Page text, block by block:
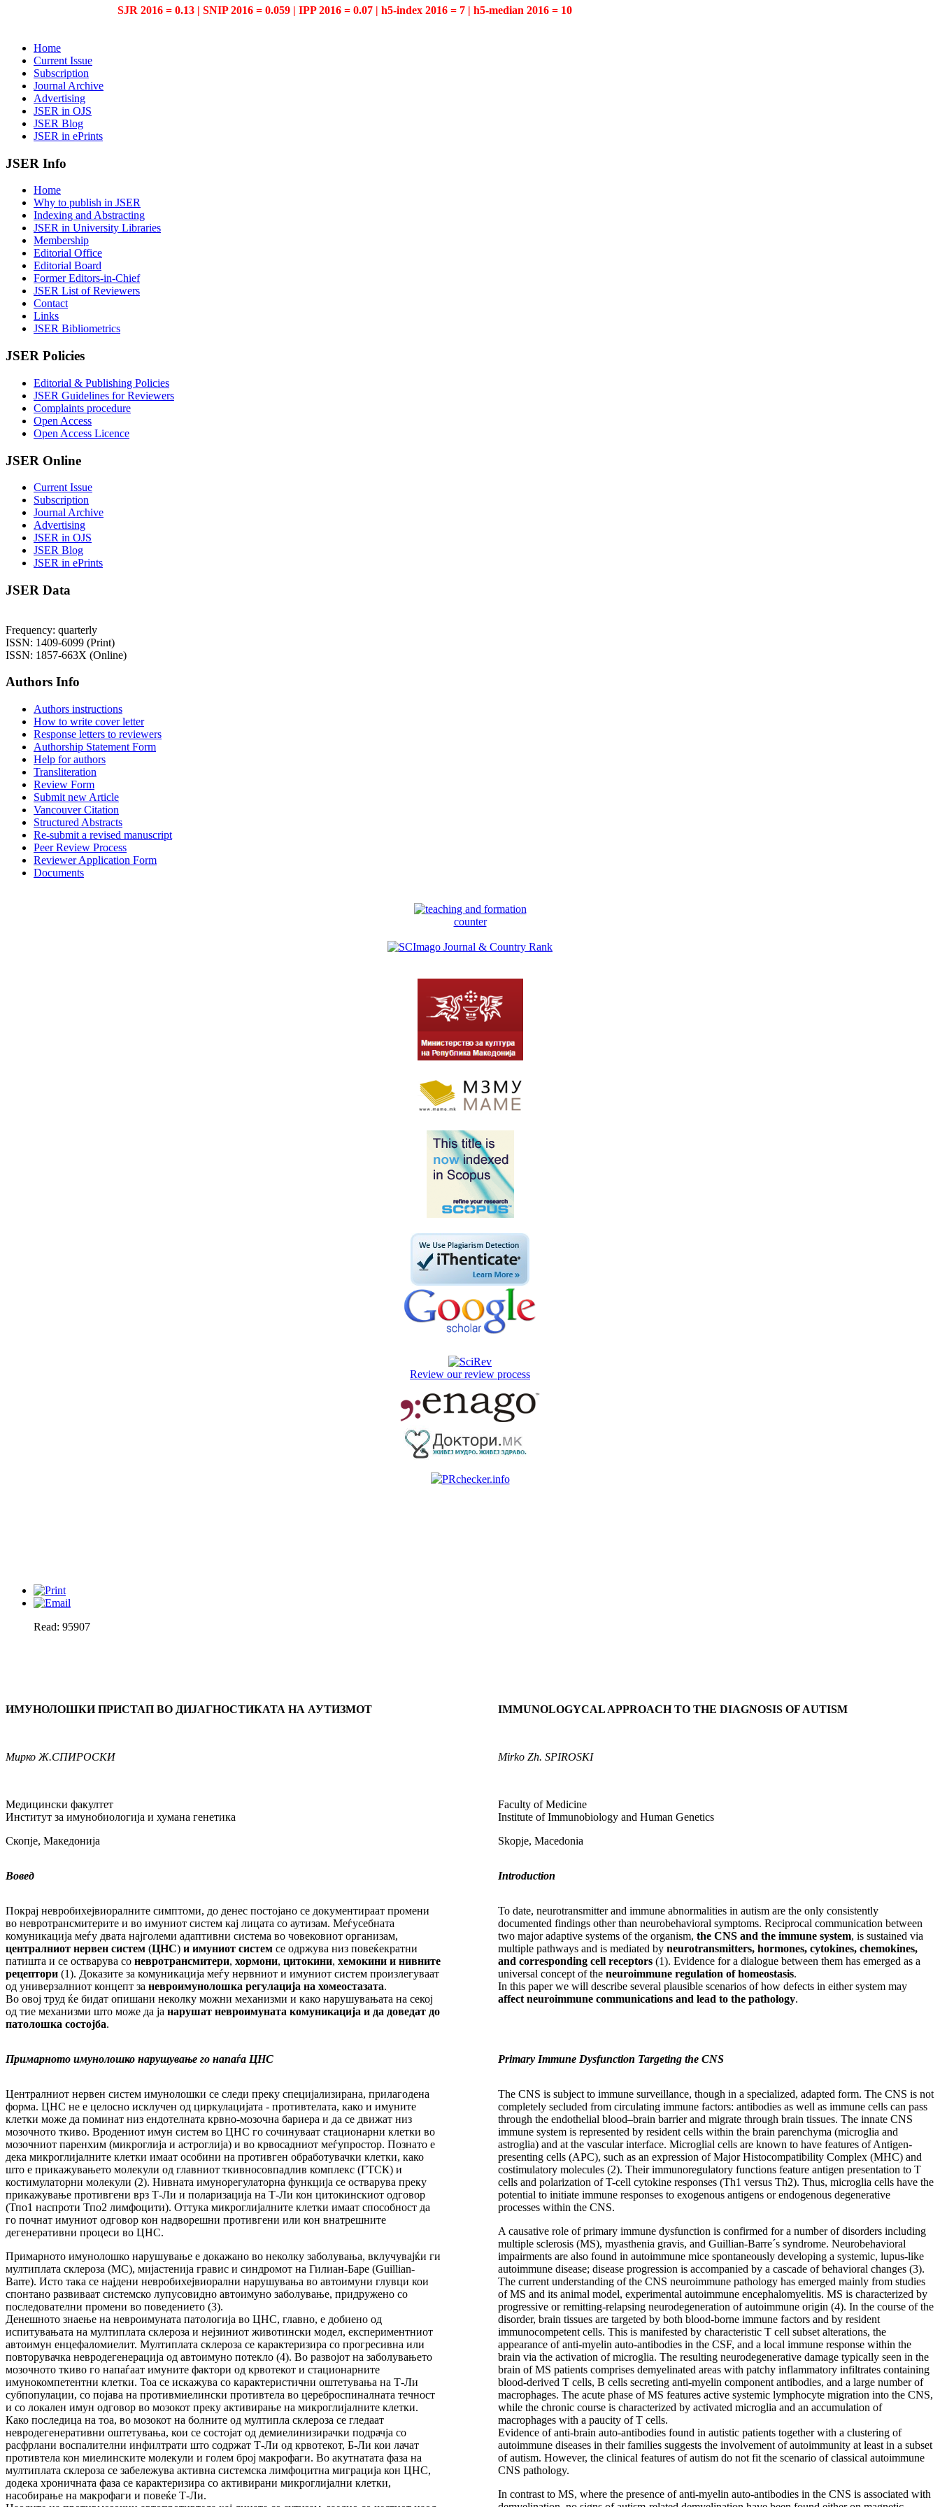
SJR 2016 = 0.13 | SNIP 2016 = 0.059 | IPP 2016 = 0.07 | h5-index 2016 = 7 | h5-median 2016 = 10
Home
Current Issue
Subscription
Journal Archive
Advertising
JSER in OJS
JSER Blog
JSER in ePrints
JSER Info
Home
Why to publish in JSER
Indexing and Abstracting
JSER in University Libraries
Membership
Editorial Office
Editorial Board
Former Editors-in-Chief
JSER List of Reviewers
Contact
Links
JSER Bibliometrics
JSER Policies
Editorial & Publishing Policies
JSER Guidelines for Reviewers
Complaints procedure
Open Access
Open Access Licence
JSER Online
Current Issue
Subscription
Journal Archive
Advertising
JSER in OJS
JSER Blog
JSER in ePrints
JSER Data
Frequency: quarterly
ISSN: 1409-6099 (Print)
ISSN: 1857-663X (Online)
Authors Info
Authors instructions
How to write cover letter
Response letters to reviewers
Authorship Statement Form
Help for authors
Transliteration
Review Form
Submit new Article
Vancouver Citation
Structured Abstracts
Re-submit a revised manuscript
Peer Review Process
Reviewer Application Form
Documents
counter
Review our review process
Read: 95907
ИМУНОЛОШКИ ПРИСТАП ВО ДИЈАГНОСТИКАТА НА АУТИЗМОТ
Мирко Ж.СПИРОСКИ
Медицински факултет
Институт за имунобиологија и хумана генетика
Скопје, Македонија
IMMUNOLOGYCAL APPROACH TO THE DIAGNOSIS OF AUTISM
Mirko Zh. SPIROSKI
Faculty of Medicine
Institute of Immunobiology and Human Genetics
Skopje, Macedonia
Вовед Introduction
Покрај невробихејвиоралните симптоми, до денес постојано се документираат промени
во невротрансмитерите и во имуниот систем кај лицата со аутизам. Меѓусебната
комуникација меѓу двата најголеми адаптивни система во човековиот организам,
централниот нервен систем (ЦНС) и имуниот систем се одржува низ повеќекратни
патишта и се остварува со невротрансмитери, хормони, цитокини, хемокини и нивните
рецептори (1). Доказите за комуникација меѓу нервниот и имуниот систем произлегуваат
од универзалниот концепт за невроимунолошка регулација на хомеостазата.
Во овој труд ќе бидат опишани неколку можни механизми и како нарушувањата на секој
од тие механизми што може да ја нарушат невроимуната комуникација и да доведат до
патолошка состојба.
To date, neurotransmitter and immune abnormalities in autism are the only consistently
documented findings other than neurobehavioral symptoms. Reciprocal communication between
two major adaptive systems of the organism, the CNS and the immune system, is sustained via
multiple pathways and is mediated by neurotransmitters, hormones, cytokines, chemokines,
and corresponding cell receptors (1). Evidence for a dialogue between them has emerged as a
universal concept of the neuroimmune regulation of homeostasis.
In this paper we will describe several plausible scenarios of how defects in either system may
affect neuroimmune communications and lead to the pathology.
Примарното имунолошко нарушување го напаѓа ЦНС Primary Immune Dysfunction Targeting the CNS
Централниот нервен систем имунолошки се следи преку специјализирана, прилагодена
форма. ЦНС не е целосно исклучен од циркулацијата - противтелата, како и имуните
клетки може да поминат низ ендотелната крвно-мозочна бариера и да се движат низ
мозочното ткиво. Вродениот имун систем во ЦНС го сочинуваат стационарни клетки во
мозочниот паренхим (микроглија и астроглија) и во крвосадниот меѓупростор. Познато е
дека микроглијалните клетки имаат особини на противген обработувачки клетки, како
што е прикажувањето молекули од главниот ткивносовпадлив комплекс (ГТСК) и
костимулаторни молекули (2). Нивната имунорегулаторна функција се остварува преку
прикажување противгени врз Т-Ли и поларизација на Т-Ли кон цитокинскиот одговор
(Тпо1 наспроти Тпо2 лимфоцити). Оттука микроглијалните клетки имаат способност да
го почнат имуниот одговор кон надворешни противгени или кон внатрешните
дегенеративни процеси во ЦНС.
Примарното имунолошко нарушување е докажано во неколку заболувања, вклучувајќи ги
мултиплата склероза (МС), мијастенија гравис и синдромот на Гилиан-Баре (Guillian-
Barre). Исто така се најдени невробихејвиорални нарушувања во автоимуни глувци кои
спонтано развиваат системско лупусовидно автоимуно заболување, придружено со
последователни промени во поведението (3).
Денешното знаење на невроимуната патологија во ЦНС, главно, е добиено од
испитувањата на мултиплата склероза и нејзиниот животински модел, експериментниот
автоимун енцефаломиелит. Мултиплата склероза се карактеризира со прогресивна или
повторувачка невродегенерација од автоимуно потекло (4). Во развојот на заболувањето
мозочното ткиво го напаѓаат имуните фактори од крвотекот и стационарните
имунокомпетентни клетки. Тоа се искажува со карактеристични оштетувања на Т-Ли
субпопулации, со појава на противмиелински противтела во цереброспиналната течност
и со локален имун одговор во мозокот преку активирање на микроглијалните клетки.
Како последица на тоа, во мозокот на болните од мултипла склероза се гледаат
невродегенеративни оштетувања, кои се состојат од демиелинизирачки подрачја со
расфрлани воспалителни инфилтрати што содржат Т-Ли од крвотекот, Б-Ли кои лачат
противтела кон миелинските молекули и голем број макрофаги. Во акутнатата фаза на
мултиплата склероза се забележува активна системска лимфоцитна миграција кон ЦНС,
додека хроничната фаза се карактеризира со активирани микроглијални клетки,
насобирање на макрофаги и повеќе Т-Ли.
The CNS is subject to immune surveillance, though in a specialized, adapted form. The CNS is not
completely secluded from circulating immune factors: antibodies as well as immune cells can pass
through the endothelial blood–brain barrier and migrate through brain tissues. The innate CNS
immune system is represented by resident cells within the brain parenchyma (microglia and
astroglia) and at the vascular interface. Microglial cells are known to have features of Antigen-
presenting cells (APC), such as an expression of Major Histocompatibility Complex (MHC) and
costimulatory molecules (2). Their immunoregulatory functions feature antigen presentation to T
cells and polarization of T-cell cytokine responses (Th1 versus Th2). Thus, microglia cells have the
potential to initiate immune responses to exogenous antigens or endogenous degenerative
processes within the CNS.
A causative role of primary immune dysfunction is confirmed for a number of disorders including
multiple sclerosis (MS), myasthenia gravis, and Guillian-Barre´s syndrome. Neurobehavioral
impairments are also found in autoimmune mice spontaneously developing a systemic, lupus-like
autoimmune disease; disease progression is accompanied by a cascade of behavioral changes (3).
The current understanding of the CNS neuroimmune pathology has emerged mainly from studies
of MS and its animal model, experimental autoimmune encephalomyelitis. MS is characterized by
progressive or remitting-relapsing neurodegeneration of autoimmune origin (4). In the course of the
disorder, brain tissues are targeted by both blood-borne immune factors and by resident
immunocompetent cells. This is manifested by characteristic T cell subset alterations, the
appearance of anti-myelin auto-antibodies in the CSF, and a local immune response within the
brain via the activation of microglia. The resulting neurodegenerative damage typically seen in the
brain of MS patients comprises demyelinated areas with patchy inflammatory infiltrates containing
blood-derived T cells, B cells secreting anti-myelin component antibodies, and a large number of
macrophages. The acute phase of MS features active systemic lymphocyte migration into the CNS,
while the chronic course is characterized by activated microglia and an accumulation of
macrophages with a paucity of T cells.
Evidence of anti-brain auto-antibodies found in autistic patients together with a clustering of
autoimmune diseases in their families suggests the involvement of autoimmunity at least in a subset
of autism. However, the clinical features of autism do not fit the scenario of classical autoimmune
CNS pathology.
In contrast to MS, where the presence of anti-myelin auto-antibodies in the CNS is associated with